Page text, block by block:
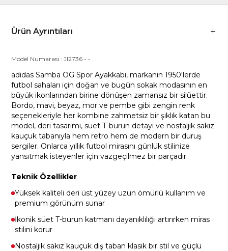
Ürün Ayrıntıları
Model Numarası :JI2736 --
adidas Samba OG Spor Ayakkabı, markanın 1950'lerde
futbol sahaları için doğan ve bugün sokak modasının en
büyük ikonlarından birine dönüşen zamansız bir silüettir.
Bordo, mavi, beyaz, mor ve pembe gibi zengin renk
seçenekleriyle her kombine zahmetsiz bir şıklık katan bu
model, deri tasarımı, süet T-burun detayı ve nostaljik sakız
kauçuk tabanıyla hem retro hem de modern bir duruş
sergiler. Onlarca yıllık futbol mirasını günlük stilinize
yansıtmak isteyenler için vazgeçilmez bir parçadır.
Teknik Özellikler
Yüksek kaliteli deri üst yüzey uzun ömürlü kullanım ve
premium görünüm sunar
İkonik süet T-burun katmanı dayanıklılığı artırırken miras
stilini korur
Nostaljik sakız kauçuk dış taban klasik bir stil ve güçlü